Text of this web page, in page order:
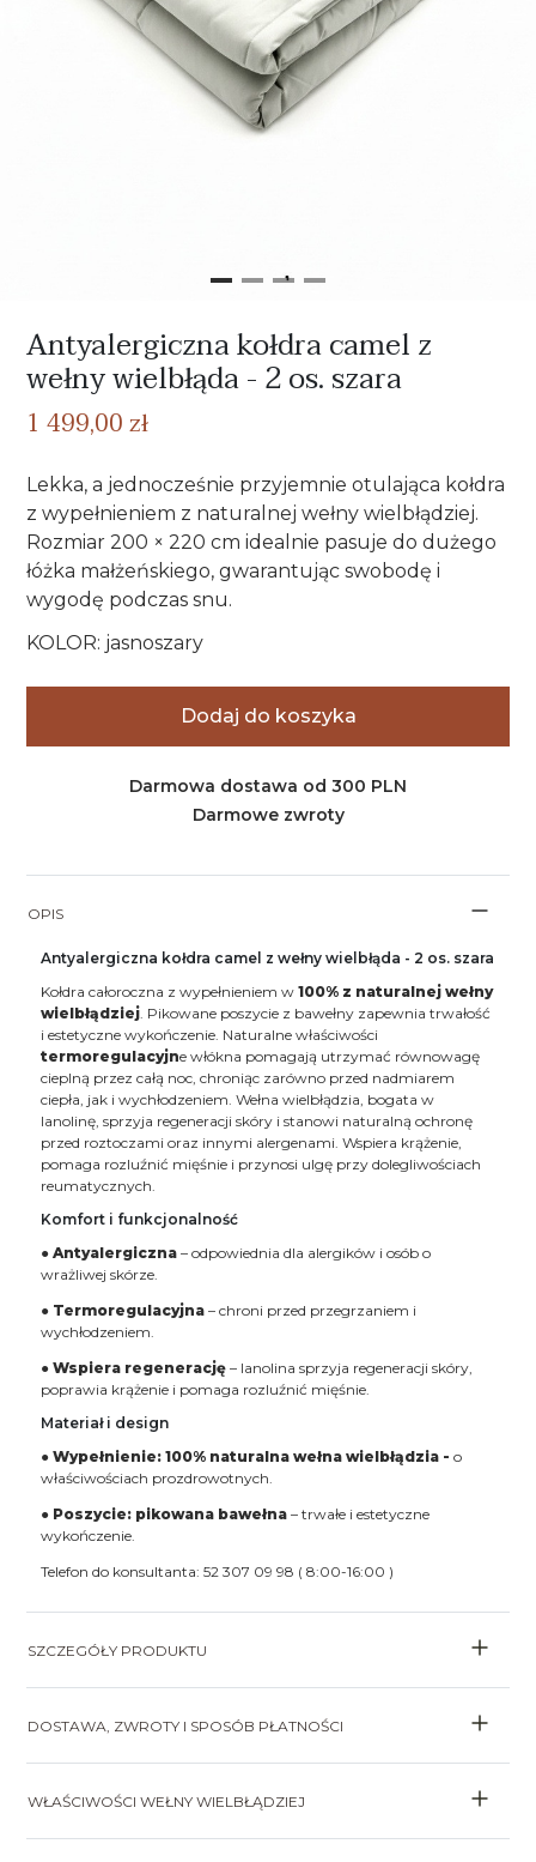
Antyalergiczna kołdra camel z
wełny wielbłąda - 2 os. szara
1 499,00 zł
Lekka, a jednocześnie przyjemnie otulająca kołdra
z wypełnieniem z naturalnej wełny wielbłądziej.
Rozmiar 200 × 220 cm idealnie pasuje do dużego
łóżka małżeńskiego, gwarantując swobodę i
wygodę podczas snu.
KOLOR: jasnoszary
Dodaj do koszyka
Darmowa dostawa od 300 PLN
Darmowe zwroty
OPIS
Antyalergiczna kołdra camel z wełny wielbłąda - 2 os. szara
Kołdra całoroczna z wypełnieniem w 100% z naturalnej wełny
wielbłądziej. Pikowane poszycie z bawełny zapewnia trwałość
i estetyczne wykończenie. Naturalne właściwości
termoregulacyjne włókna pomagają utrzymać równowagę
cieplną przez całą noc, chroniąc zarówno przed nadmiarem
ciepła, jak i wychłodzeniem. Wełna wielbłądzia, bogata w
lanolinę, sprzyja regeneracji skóry i stanowi naturalną ochronę
przed roztoczami oraz innymi alergenami. Wspiera krążenie,
pomaga rozluźnić mięśnie i przynosi ulgę przy dolegliwościach
reumatycznych.
Komfort i funkcjonalność
● Antyalergiczna – odpowiednia dla alergików i osób o
wrażliwej skórze.
● Termoregulacyjna – chroni przed przegrzaniem i
wychłodzeniem.
● Wspiera regenerację – lanolina sprzyja regeneracji skóry,
poprawia krążenie i pomaga rozluźnić mięśnie.
Materiał i design
● Wypełnienie: 100% naturalna wełna wielbłądzia - o
właściwościach prozdrowotnych.
● Poszycie: pikowana bawełna – trwałe i estetyczne
wykończenie.
Telefon do konsultanta: 52 307 09 98 ( 8:00-16:00 )
SZCZEGÓŁY PRODUKTU
DOSTAWA, ZWROTY I SPOSÓB PŁATNOŚCI
WŁAŚCIWOŚCI WEŁNY WIELBŁĄDZIEJ